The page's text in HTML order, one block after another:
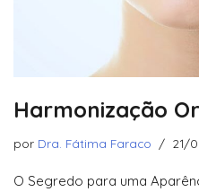
Harmonização
por Dra. Fátima Faraco 21/
O Segredo para uma